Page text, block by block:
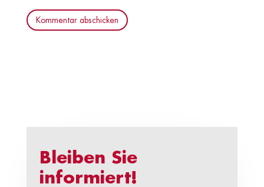
Kommentar abschicken
Bleiben Sie
informiert!